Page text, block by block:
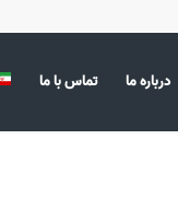
درباره ما تماس با ما